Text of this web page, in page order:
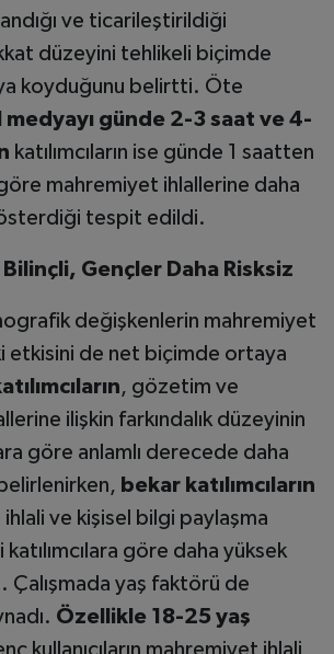
ve ticarileştirildiği
düzeyini tehlikeli biçimde
koyduğunu belirtti. Öte
medyayı günde 2-3 saat ve 4-
katılımcıların ise günde 1 saatten
mahremiyet ihlallerine daha
tespit edildi.
Bilinçli, Gençler Daha Risksiz
değişkenlerin mahremiyet
etkisini de net biçimde ortaya
, gözetim ve
ilişkin farkındalık düzeyinin
göre anlamlı derecede daha
bekar katılımcıların
ve kişisel bilgi paylaşma
göre daha yüksek
Çalışmada yaş faktörü de
Özellikle 18-25 yaş
kullanıcıların mahremiyet ihlali